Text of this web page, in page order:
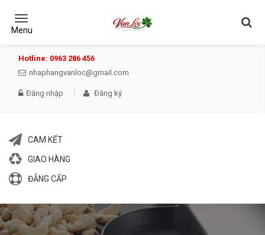
Hotline: 0963 286 456
nhaphangvanloc@gmail.com
Đăng nhập Đăng ký
CAM KẾT
GIAO HÀNG
ĐẲNG CẤP
Toggle
Menu